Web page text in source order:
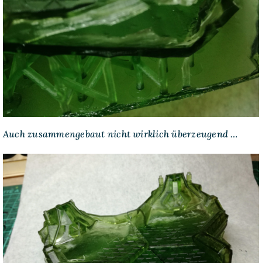
Auch zusammengebaut nicht wirklich überzeugend …